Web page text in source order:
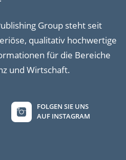
Group steht seit
qualitativ hochwertige
für die Bereiche
und Wirtschaft.
FOLGEN SIE UNS
AUF INSTAGRAM